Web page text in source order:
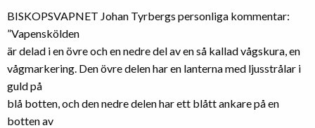
BISKOPSVAPNET Johan Tyrbergs personliga kommentar:
”Vapenskölden
är delad i en övre och en nedre del av en så kallad vågskura, en
vågmarkering. Den övre delen har en lanterna med ljusstrålar i
guld på
blå botten, och den nedre delen har ett blått ankare på en
botten av